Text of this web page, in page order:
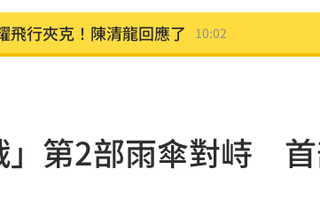
飛行夾克！陳清龍回應了 10:02
是拍賣會的夢幻逸品
「野生藍莓貝果」新登場 10:00
定！輝達秀慶祝行情
」第2部雨傘對峙